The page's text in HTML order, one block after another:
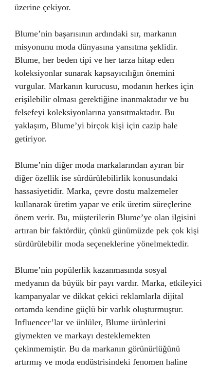
üzerine çekiyor.
Blume’nin başarısının ardındaki sır, markanın
misyonunu moda dünyasına yansıtma şeklidir.
Blume, her beden tipi ve her tarza hitap eden
koleksiyonlar sunarak kapsayıcılığın önemini
vurgular. Markanın kurucusu, modanın herkes için
erişilebilir olması gerektiğine inanmaktadır ve bu
felsefeyi koleksiyonlarına yansıtmaktadır. Bu
yaklaşım, Blume’yi birçok kişi için cazip hale
getiriyor.
Blume’nin diğer moda markalarından ayıran bir
diğer özellik ise sürdürülebilirlik konusundaki
hassasiyetidir. Marka, çevre dostu malzemeler
kullanarak üretim yapar ve etik üretim süreçlerine
önem verir. Bu, müşterilerin Blume’ye olan ilgisini
artıran bir faktördür, çünkü günümüzde pek çok kişi
sürdürülebilir moda seçeneklerine yönelmektedir.
Blume’nin popülerlik kazanmasında sosyal
medyanın da büyük bir payı vardır. Marka, etkileyici
kampanyalar ve dikkat çekici reklamlarla dijital
ortamda kendine güçlü bir varlık oluşturmuştur.
Influencer’lar ve ünlüler, Blume ürünlerini
giymekten ve markayı desteklemekten
çekinmemiştir. Bu da markanın görünürlüğünü
artırmış ve moda endüstrisindeki fenomen haline